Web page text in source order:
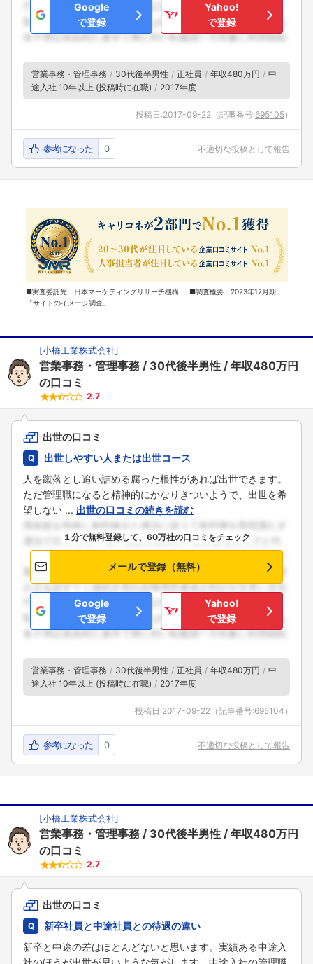
Google
で登録
Yahoo!
で登録
営業事務・管理事務 30代後半男性 正社員 年収480万円
中
途入社 10年以上 (投稿時に在職)
2017年度
投稿日:2017-09-22 （記事番号:695105）
参考になった 0 不適切な投稿として報告
■実査委託先：日本マーケティングリサーチ機構 ■調査概要：2023年12月期
「サイトのイメージ調査」
[小橋工業株式会社]
営業事務・管理事務 30代後半男性
年収480万円
の口コミ
2.7
出世の口コミ
出世しやすい人または出世コース
人を蹴落とし追い詰める腐った根性があれば出世できます。
ただ管理職になると精神的にかなりきついようで、出世を希
望しない ... 出世の口コミの続きを読む
１分で無料登録して、60万社の口コミをチェック
メールで登録（無料）
Google
で登録
Yahoo!
で登録
営業事務・管理事務 30代後半男性 正社員 年収480万円
中
途入社 10年以上 (投稿時に在職)
2017年度
投稿日:2017-09-22 （記事番号:695104 ）
参考になった 0 不適切な投稿として報告
[小橋工業株式会社]
営業事務・管理事務 30代後半男性
年収480万円
の口コミ
2.7
出世の口コミ
新卒社員と中途社員との待遇の違い
新卒と中途の差はほとんどないと思います。実績ある中途入